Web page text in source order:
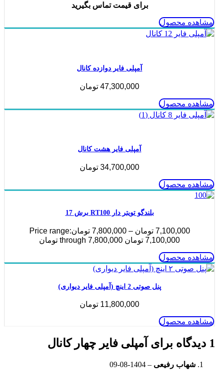
برای قیمت تماس بگیرید
مشاهده محصول
آمپلی فایر دوازده کانال
47,300,000 تومان
مشاهده محصول
آمپلی فایر هشت کانال
34,700,000 تومان
مشاهده محصول
بلندگو تویتر دار RT100 برش 17
7,100,000 تومان –
7,800,000 تومانPrice range:
7,100,000 تومان through 7,800,000 تومان
مشاهده محصول
پنل صوتی 2 اینچ (آمپلی فایر دیواری)
11,800,000 تومان
مشاهده محصول
1 دیدگاه برای آمپلی فایر چهار کانال
شهاب رفیعی –
1404-08-09